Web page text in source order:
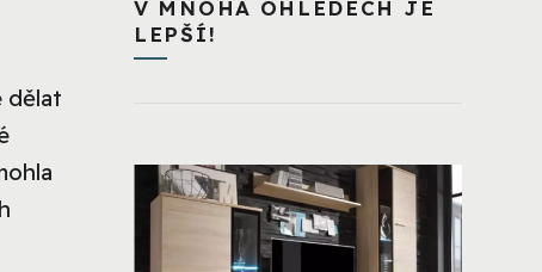
dělat
V MNOHA OHLEDECH JE
LEPŠÍ!